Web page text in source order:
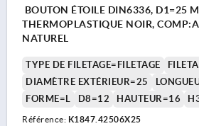
BOUTON ÉTOILE DIN6336, D1=25
THERMOPLASTIQUE NOIR,
NATUREL
TYPE DE FILETAGE=FILETAGE
DIAMÈTRE EXTÉRIEUR=25
FORME=L
D8=12 HAUTEUR=16
Référence: K1847.42506X25